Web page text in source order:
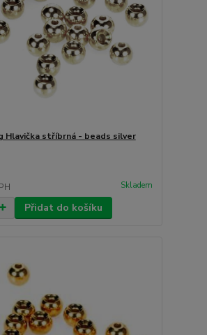
Hlavička stříbrná - beads silver
Skladem
Přidat do košíku